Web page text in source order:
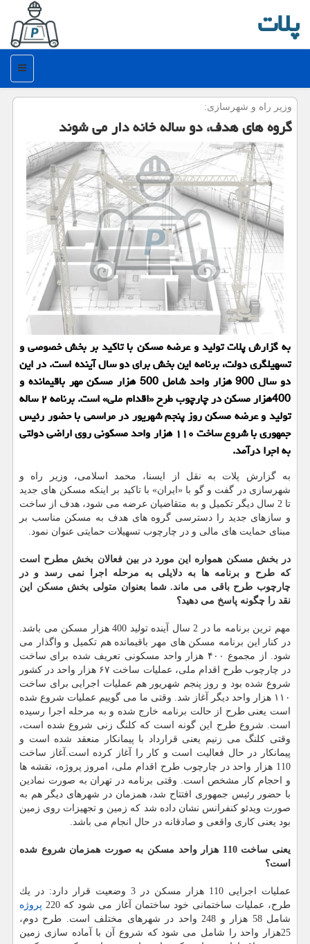
پلات
منو
وزیر راه و شهرسازی:
گروه های هدف، دو ساله خانه دار می شوند
به گزارش پلات تولید و عرضه مسكن با تاكید بر بخش خصوصی و
تسهیلگری دولت، برنامه این بخش برای دو سال آینده است. در این
دو سال 900 هزار واحد شامل 500 هزار مسكن مهر باقیمانده و
400هزار مسكن در چارچوب طرح «اقدام ملی» است. برنامه ۲ ساله
تولید و عرضه مسكن روز پنجم شهریور در مراسمی با حضور رئیس
جمهوری با شروع ساخت ۱۱۰ هزار واحد مسكونی روی اراضی دولتی
به اجرا درآمد.
به گزارش پلات به نقل از ایسنا، محمد اسلامی، وزیر راه و
شهرسازی در گفت و گو با «ایران» با تاكید بر اینكه مسكن های جدید
تا 2 سال دیگر تكمیل و به متقاضیان عرضه می شود، هدف از ساخت
و سازهای جدید را دسترسی گروه های هدف به مسكن مناسب بر
مبنای حمایت های مالی و در چارچوب تسهیلات حمایتی عنوان نمود.
در بخش مسكن همواره این مورد در بین فعالان بخش مطرح است
كه طرح و برنامه ها به دلایلی به مرحله اجرا نمی رسد و در
چارچوب طرح باقی می ماند. شما بعنوان متولی بخش مسكن این
نقد را چگونه پاسخ می دهید؟
مهم ترین برنامه ما در 2 سال آینده تولید 400 هزار مسكن می باشد.
در كنار این برنامه مسكن های مهر باقیمانده هم تكمیل و واگذار می
شود. از مجموع ۴۰۰ هزار واحد مسكونی تعریف شده برای ساخت
در چارچوب طرح اقدام ملی، عملیات ساخت ۶۷ هزار واحد در كشور
شروع شده بود و روز پنجم شهریور هم عملیات اجرایی برای ساخت
۱۱۰ هزار واحد دیگر آغاز شد. وقتی ما می گوییم عملیات شروع شده
است یعنی طرح از حالت برنامه خارج شده و به مرحله اجرا رسیده
است. شروع طرح این گونه است كه كلنگ زنی شروع شده است،
وقتی كلنگ می زنیم یعنی قرارداد با پیمانكار منعقد شده است و
پیمانكار در حال فعالیت است و كار را آغاز كرده است.آغاز ساخت
110 هزار واحد در چارچوب طرح اقدام ملی، امروز پروژه، نقشه ها
و احجام كار مشخص است. وقتی برنامه در تهران به صورت نمادین
با حضور رئیس جمهوری افتتاح شد، همزمان در شهرهای دیگر هم به
صورت ویدئو كنفرانس نشان داده شد كه زمین و تجهیزات روی زمین
بود یعنی كاری واقعی و صادقانه در حال انجام می باشد.
یعنی ساخت 110 هزار واحد مسكن به صورت همزمان شروع شده
است؟
عملیات اجرایی 110 هزار مسكن در 3 وضعیت قرار دارد: در یك
طرح، عملیات ساختمانی خود ساختمان آغاز می شود كه 220
پروژه
شامل 58 هزار و 248 واحد در شهرهای مختلف است. طرح دوم،
25هزار واحد را شامل می شود كه شروع آن با آماده سازی زمین